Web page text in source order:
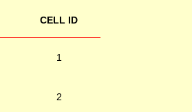
CELL ID
1
2